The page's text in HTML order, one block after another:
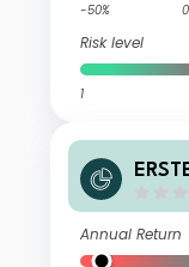
-50%
Risk level
1
Annual Return